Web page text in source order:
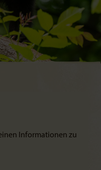
Informationen zu